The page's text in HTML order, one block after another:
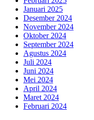
Januari 2025
Desember 2024
November 2024
Oktober 2024
September 2024
Agustus 2024
Juli 2024
Juni 2024
Mei 2024
April 2024
Maret 2024
Februari 2024